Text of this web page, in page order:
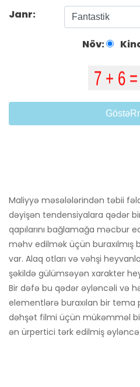
Janr:
Növ:
Maliyyə məsələlərindən təbii
dəyişən tendensiyalara qədər
qapılarını bağlamağa məcbur
məhv edilmək üçün buraxılmış
var. Alaq otları və vəhşi
şəkildə gülümsəyən xarakter
Bir dəfə bu qədər əyləncəli və
elementlərə buraxılan bir tema
dəhşət filmi üçün mükəmməl
ən ürpertici tərk edilmiş əyləncə